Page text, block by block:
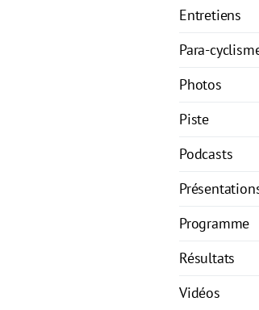
Entretiens
Para-
Photos
Piste
Podcasts
Programme
Résultats
Vidéos